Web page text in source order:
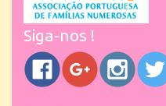
Siga-nos !